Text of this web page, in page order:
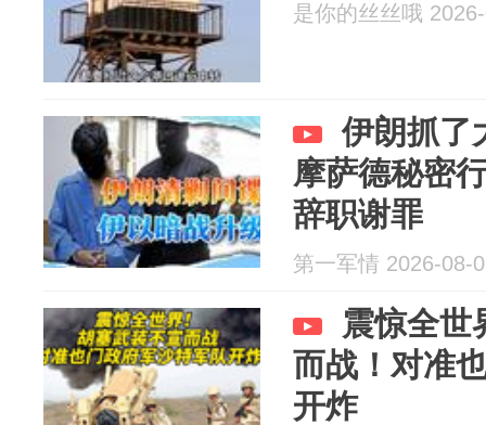
是你的丝丝哦
伊朗抓了
摩萨德秘密
辞职谢罪
第一军情 2026-08-
震惊全世
而战！对准
开炸